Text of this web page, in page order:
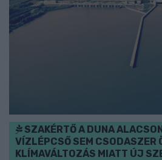
SZAKÉRTŐ A DUNA
VÍZLÉPCSŐ SEM CSODASZER
KLÍMAVÁLTOZÁS MIATT ÚJ